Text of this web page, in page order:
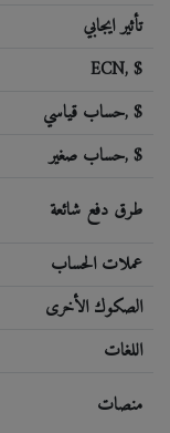
تأثير ايجابي
ECN, $
حساب قياسي, $
حساب صغير, $
طرق دفع شائعة
عملات الحساب
الصكوك الأخرى
اللغات
منصات